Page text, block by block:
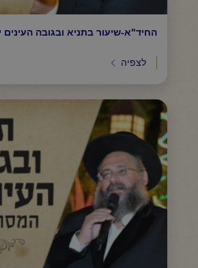
החיד"א-שיעור בתניא ובגובה העינים
לצפיה